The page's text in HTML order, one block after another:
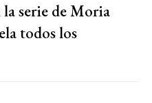
serie de Moria
todos los